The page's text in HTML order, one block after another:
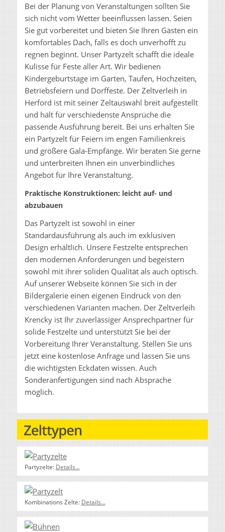
Bei der Planung von Veranstaltungen sollten Sie
sich nicht vom Wetter beeinflussen lassen. Seien
Sie gut vorbereitet und bieten Sie Ihren Gästen ein
komfortables Dach, falls es doch unverhofft zu
regnen beginnt. Unser Partyzelt schafft die ideale
Kulisse für Feste aller Art. Wir bedienen
Kindergeburtstage im Garten, Taufen, Hochzeiten,
Betriebsfeiern und Dorffeste. Der Zeltverleih in
Herford ist mit seiner Zeltauswahl breit aufgestellt
und hält für verschiedenste Ansprüche die
passende Ausführung bereit. Bei uns erhalten Sie
ein Partyzelt für Feiern im engen Familienkreis
und größere Gala-Empfänge. Wir beraten Sie gerne
und unterbreiten Ihnen ein unverbindliches
Angebot für Ihre Veranstaltung.
Praktische Konstruktionen: leicht auf- und
abzubauen
Das Partyzelt ist sowohl in einer
Standardausführung als auch im exklusiven
Design erhältlich. Unsere Festzelte entsprechen
den modernen Anforderungen und begeistern
sowohl mit ihrer soliden Qualität als auch optisch.
Auf unserer Webseite können Sie sich in der
Bildergalerie einen eigenen Eindruck von den
verschiedenen Varianten machen. Der Zeltverleih
Krencky ist Ihr zuverlässiger Ansprechpartner für
solide Festzelte und unterstützt Sie bei der
Vorbereitung Ihrer Veranstaltung. Stellen Sie uns
jetzt eine kostenlose Anfrage und lassen Sie uns
die wichtigsten Eckdaten wissen. Auch
Sonderanfertigungen sind nach Absprache
möglich.
Partyzelte: Details...
Kombinations Zelte: Details...